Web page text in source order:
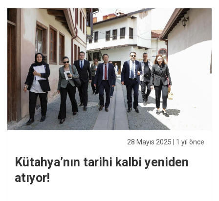
28 Mayıs 2025 | 1 yıl önce
Kütahya’nın tarihi kalbi yeniden
atıyor!